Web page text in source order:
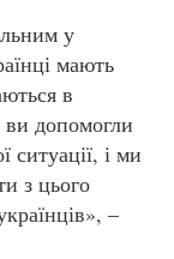
у
мають
в
ви допомогли
ситуації, і ми
з цього
–